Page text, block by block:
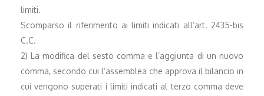
limiti.
Scomparso il riferimento ai limiti indicati all’art. 2435-bis
C.C.
2) La modifica del sesto comma e l’aggiunta di un nuovo
comma, secondo cui l’assemblea che approva il bilancio in
cui vengono superati i limiti indicati al terzo comma deve